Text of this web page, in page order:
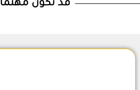
قد تكون مهتمًا بـ